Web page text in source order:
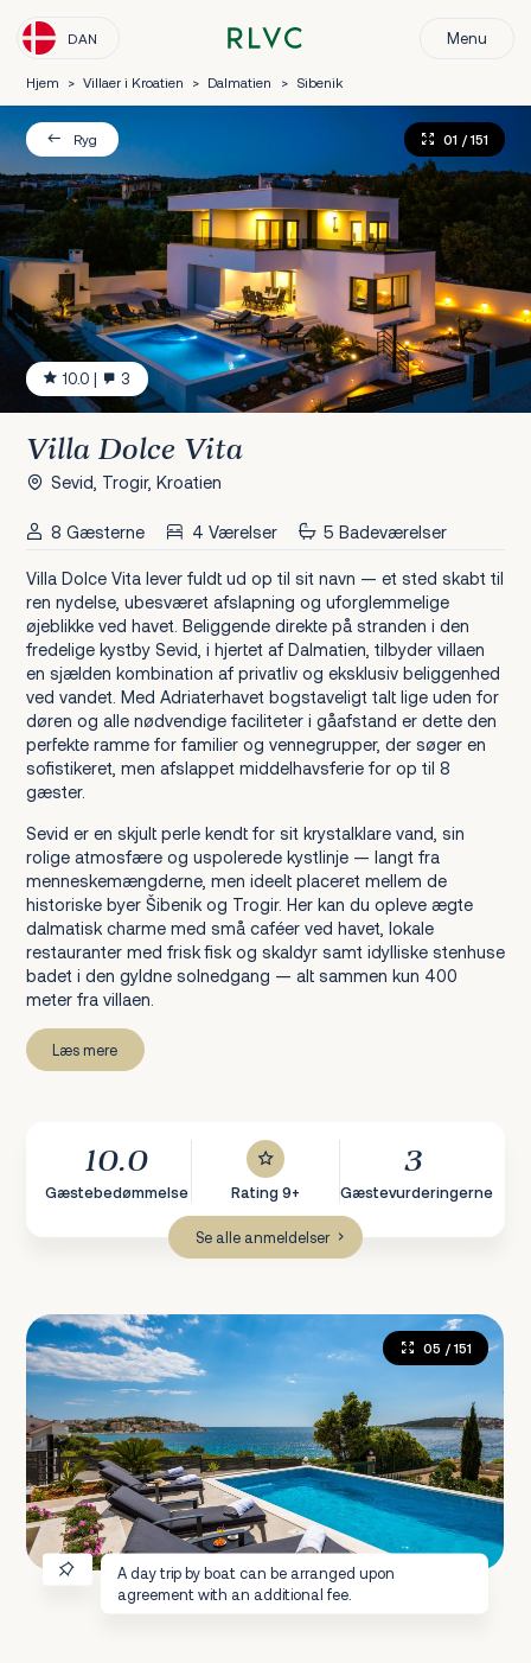
DAN Menu
Hjem > Villaer i Kroatien > Dalmatien > Sibenik
Ryg
10.0 | 3
01 / 151
Villa Dolce Vita
Sevid, Trogir, Kroatien
8 Gæsterne 4 Værelser 5 Badeværelser
Villa Dolce Vita lever fuldt ud op til sit navn — et sted skabt til
ren nydelse, ubesværet afslapning og uforglemmelige
øjeblikke ved havet. Beliggende direkte på stranden i den
fredelige kystby Sevid, i hjertet af Dalmatien, tilbyder villaen
en sjælden kombination af privatliv og eksklusiv beliggenhed
ved vandet. Med Adriaterhavet bogstaveligt talt lige uden for
døren og alle nødvendige faciliteter i gåafstand er dette den
perfekte ramme for familier og vennegrupper, der søger en
sofistikeret, men afslappet middelhavsferie for op til 8
gæster.
Sevid er en skjult perle kendt for sit krystalklare vand, sin
rolige atmosfære og uspolerede kystlinje — langt fra
menneskemængderne, men ideelt placeret mellem de
historiske byer Šibenik og Trogir. Her kan du opleve ægte
dalmatisk charme med små caféer ved havet, lokale
restauranter med frisk fisk og skaldyr samt idylliske stenhuse
badet i den gyldne solnedgang — alt sammen kun 400
meter fra villaen.
Læs mere
10.0
Gæstebedømmelse Rating 9+
3
Gæstevurderingerne
Se alle anmeldelser
A day trip by boat can be arranged upon
agreement with an additional fee.
05 / 151